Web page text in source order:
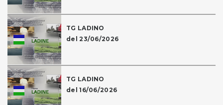
TG LADINO
del 23/06/2026
TG LADINO
del 16/06/2026